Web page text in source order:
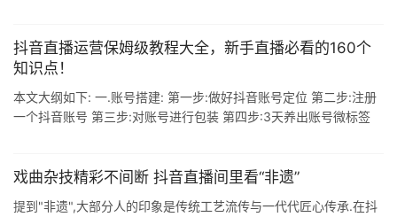
抖音直播运营保姆级教程大全，新手直播必看的160个
知识点！
本文大纲如下: 一.账号搭建: 第一步:做好抖音账号定位 第二步:注册
一个抖音账号 第三步:对账号进行包装 第四步:3天养出账号微标签
戏曲杂技精彩不间断 抖音直播间里看“非遗”
提到"非遗",大部分人的印象是传统工艺流传与一代代匠心传承.在抖